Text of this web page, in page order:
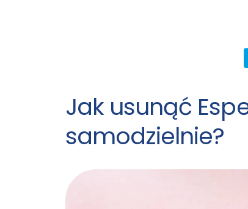
Jak usunąć
samodzielnie?